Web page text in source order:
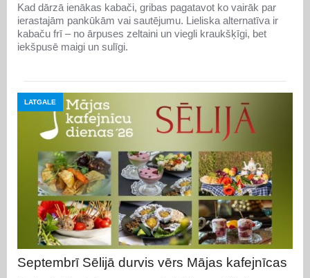
Kad dārzā ienākas kabači, gribas pagatavot ko vairāk par
ierastajām pankūkām vai sautējumu. Lieliska alternatīva ir
kabaču frī – no ārpuses zeltaini un viegli kraukšķīgi, bet
iekšpusē maigi un sulīgi.
LATGALE
Septembrī Sēlijā durvis vērs Mājas kafejnīcas